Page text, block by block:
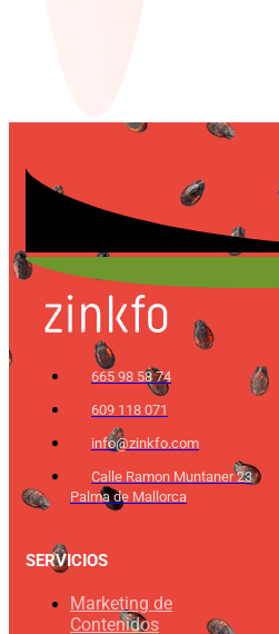
665 98 58 74
609 118 071
info@zinkfo.com
Calle Ramon Muntaner 23
Palma de Mallorca
SERVICIOS
Marketing de
Contenidos